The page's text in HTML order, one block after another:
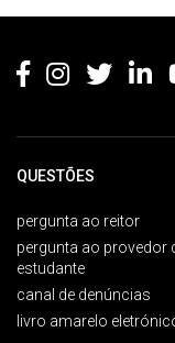
QUESTÕES
pergunta ao reitor
pergunta ao provedor
estudante
canal de denúncias
livro amarelo